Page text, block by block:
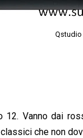
Qstudio
Vanno dai
che non